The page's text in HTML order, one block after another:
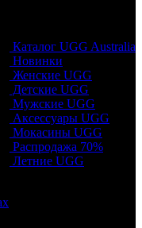
Каталог UGG Australia
Новинки
Женские UGG
Детские UGG
Мужские UGG
Аксессуары UGG
Мокасины UGG
Распродажа 70%
Летние UGG